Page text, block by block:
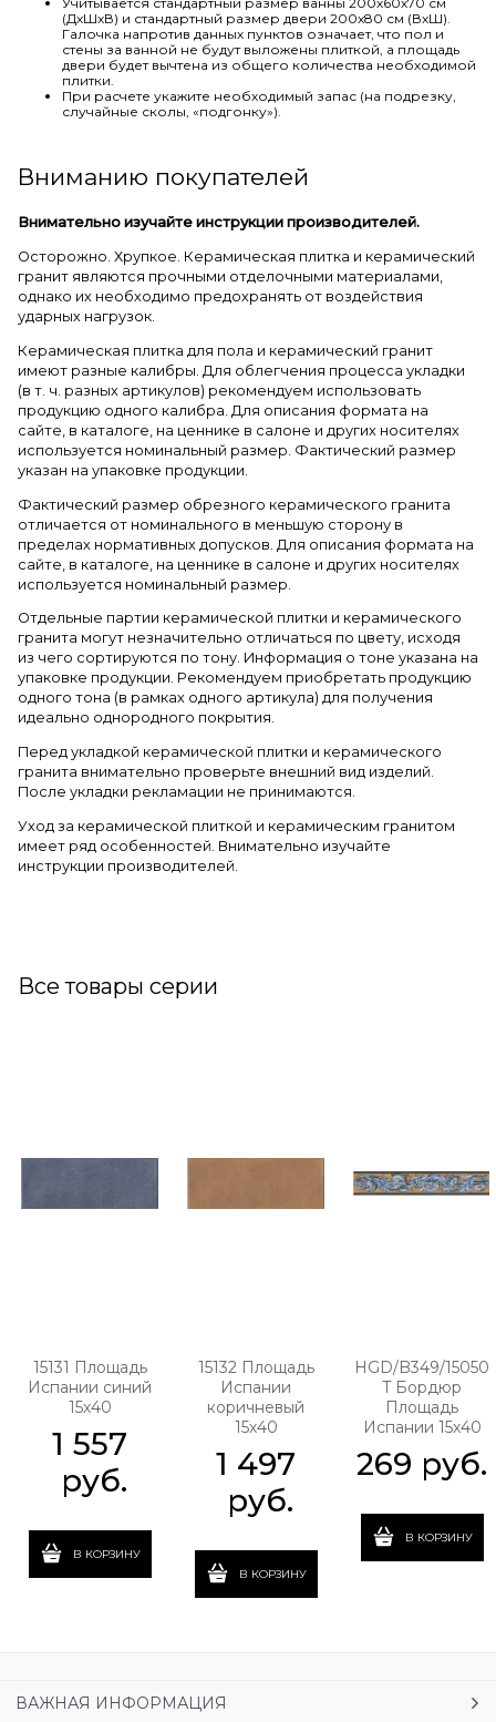
(ДхШхВ) и стандартный размер двери 200х80 см (ВхШ).
Галочка напротив данных пунктов означает, что пол и
стены за ванной не будут выложены плиткой, а площадь
двери будет вычтена из общего количества необходимой
плитки.
При расчете укажите необходимый запас (на подрезку,
случайные сколы, «подгонку»).
Вниманию покупателей
Внимательно изучайте инструкции производителей.
Осторожно. Хрупкое. Керамическая плитка и керамический
гранит являются прочными отделочными материалами,
однако их необходимо предохранять от воздействия
ударных нагрузок.
Керамическая плитка для пола и керамический гранит
имеют разные калибры. Для облегчения процесса укладки
(в т. ч. разных артикулов) рекомендуем использовать
продукцию одного калибра. Для описания формата на
сайте, в каталоге, на ценнике в салоне и других носителях
используется номинальный размер. Фактический размер
указан на упаковке продукции.
Фактический размер обрезного керамического гранита
отличается от номинального в меньшую сторону в
пределах нормативных допусков. Для описания формата на
сайте, в каталоге, на ценнике в салоне и других носителях
используется номинальный размер.
Отдельные партии керамической плитки и керамического
гранита могут незначительно отличаться по цвету, исходя
из чего сортируются по тону. Информация о тоне указана на
упаковке продукции. Рекомендуем приобретать продукцию
одного тона (в рамках одного артикула) для получения
идеально однородного покрытия.
Перед укладкой керамической плитки и керамического
гранита внимательно проверьте внешний вид изделий.
После укладки рекламации не принимаются.
Уход за керамической плиткой и керамическим гранитом
имеет ряд особенностей. Внимательно изучайте
инструкции производителей.
Все товары серии
15131 Площадь
Испании синий
15х40
1 557
руб.
В КОРЗИНУ
15132 Площадь
Испании
коричневый
15х40
1 497
руб.
В КОРЗИНУ
HGD/B349/15050
T Бордюр
Площадь
Испании 15х40
269 руб.
В КОРЗИНУ
ВАЖНАЯ ИНФОРМАЦИЯ